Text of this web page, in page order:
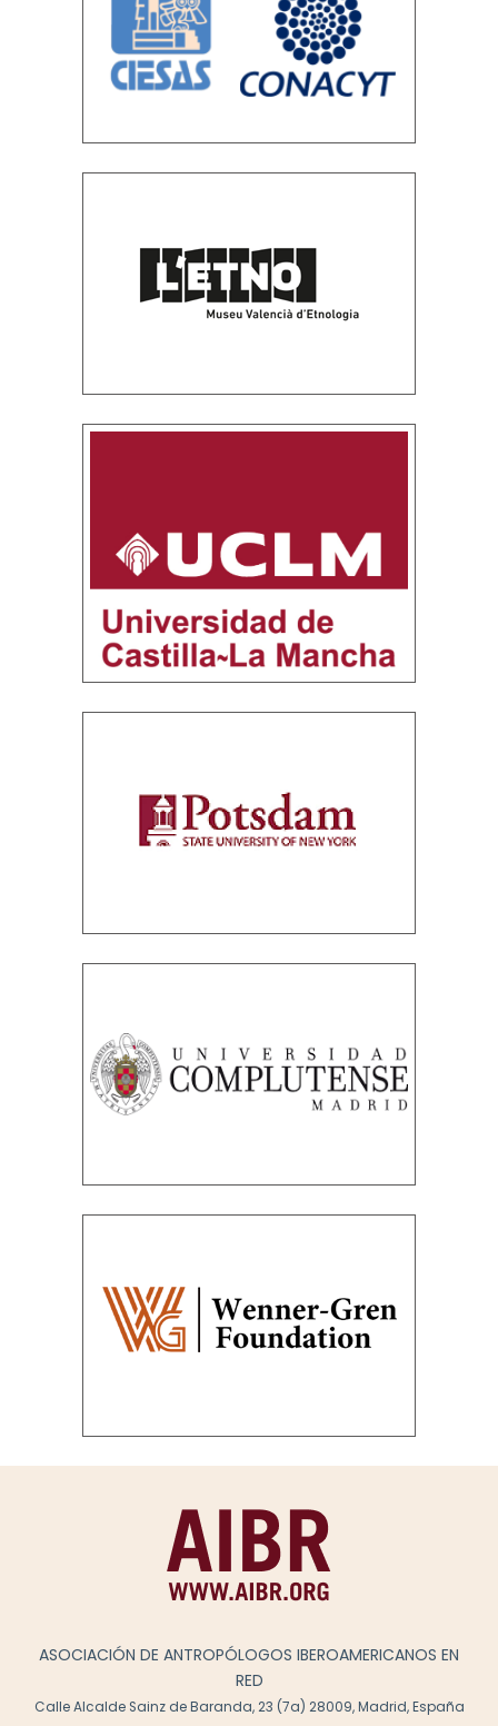
ASOCIACIÓN DE ANTROPÓLOGOS IBEROAMERICANOS EN
RED
Calle Alcalde Sainz de Baranda, 23 (7a) 28009, Madrid, España